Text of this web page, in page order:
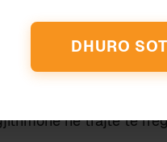
m’i degdiste fjalët
ca i rënë nga veshët
“Shurdhi”). Ulëriste:
në trajtë të
DHURO SOT